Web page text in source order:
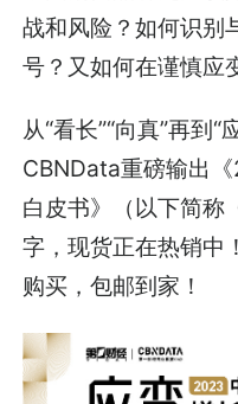
战和风险？如何识别
号？又如何在谨慎应
从“看长”“向真”再到“
CBNData重磅输出
白皮书》（以下简称
字，现货正在热销中
购买，包邮到家！